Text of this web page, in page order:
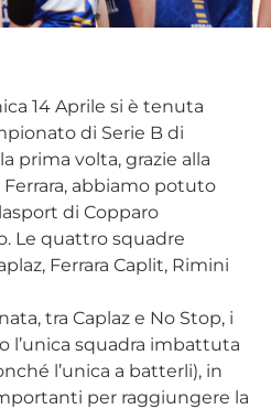
14 Aprile si è tenuta
di Serie B di
prima volta, grazie alla
abbiamo potuto
di Copparo
Le quattro squadre
Ferrara Caplit, Rimini
tra Caplaz e No Stop, i
l’unica squadra imbattuta
l’unica a batterli), in
per raggiungere la